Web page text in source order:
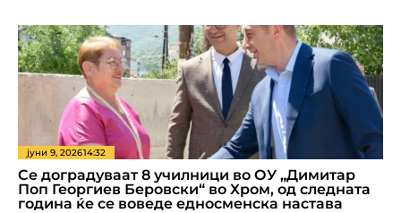
јуни 9, 202614:32
Се доградуваат 8 училници во ОУ „Димитар
Поп Георгиев Беровски“ во Хром, од следната
година ќе се воведе едносменска настава